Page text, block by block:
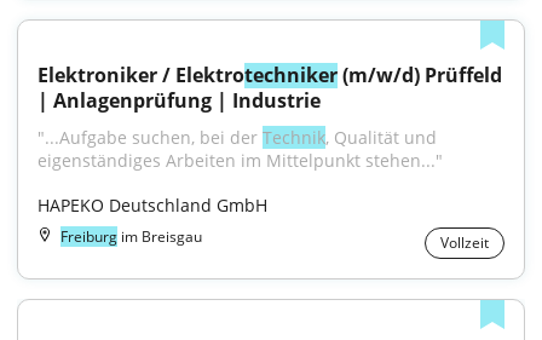
Elektroniker / Elektrotechniker (m/w/d) Prüffeld
| Anlagenprüfung | Industrie
"...Aufgabe suchen, bei der Technik, Qualität und
eigenständiges Arbeiten im Mittelpunkt stehen..."
HAPEKO Deutschland GmbH
Freiburg im Breisgau Vollzeit